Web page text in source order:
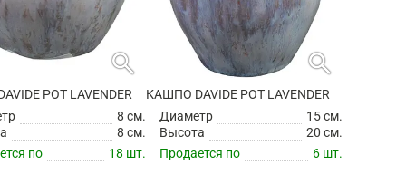
search
POT LAVENDER
8 см.
8 см.
по
18 шт.
search
КАШПО DAVIDE POT LAVENDER
Диаметр
15 см.
Высота
20 см.
Продается по
6 шт.